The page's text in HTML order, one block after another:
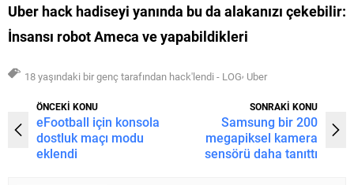
Uber hack hadiseyi yanında bu da alakanızı çekebilir:
İnsansı robot Ameca ve yapabildikleri
18 yaşındaki bir genç tarafından hack'lendi - LOG, Uber
ÖNCEKİ KONU
eFootball için konsola
dostluk maçı modu
eklendi
SONRAKİ KONU
Samsung bir 200
megapiksel kamera
sensörü daha tanıttı